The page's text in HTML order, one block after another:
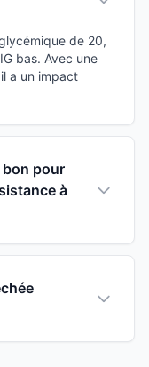
de 20,
bas. Avec une
a un impact
bon pour
à